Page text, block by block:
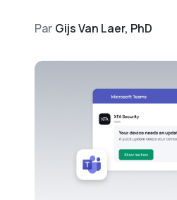
with no MDM and no agent
Par Gijs Van Laer, PhD